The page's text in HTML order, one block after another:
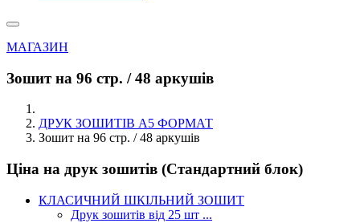
МАГАЗИН
Зошит на 96 стр. / 48 аркушів
ДРУК ЗОШИТІВ А5 ФОРМАТ
Зошит на 96 стр. / 48 аркушів
Ціна на друк зошитів (Стандартний блок)
КЛАСИЧНИЙ ШКІЛЬНИЙ ЗОШИТ
Друк зошитів від 25 шт ...